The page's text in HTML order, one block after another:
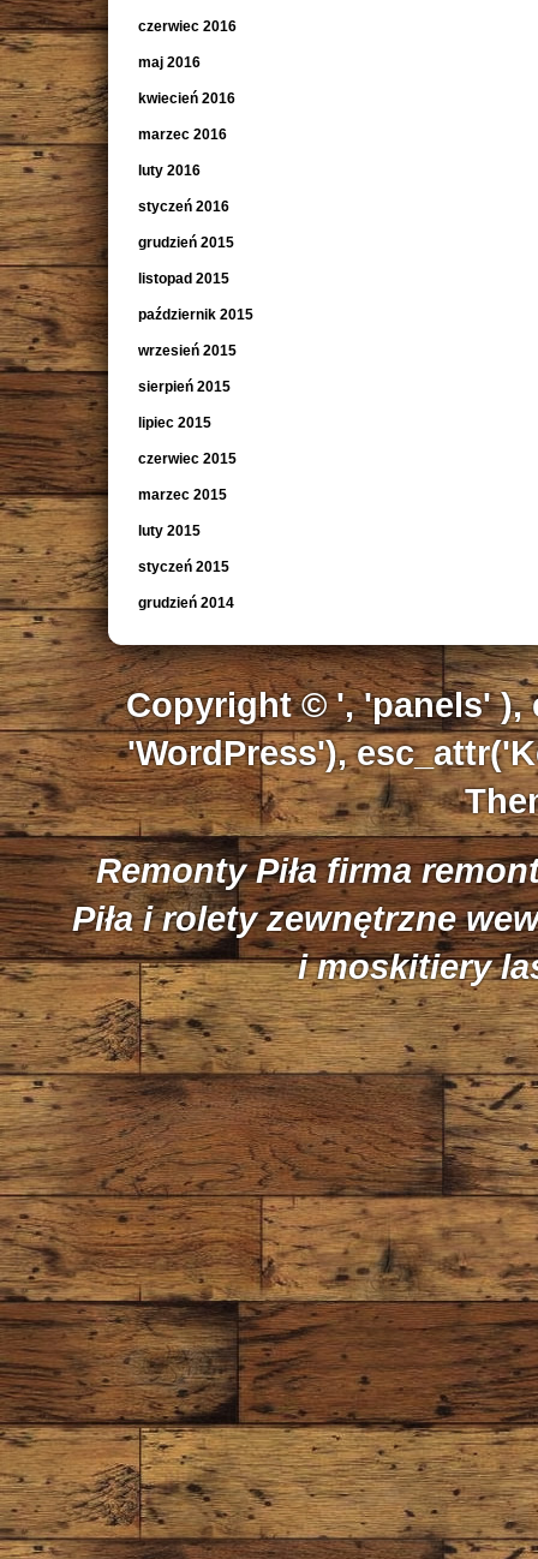
czerwiec 2016
maj 2016
kwiecień 2016
marzec 2016
luty 2016
styczeń 2016
grudzień 2015
listopad 2015
październik 2015
wrzesień 2015
sierpień 2015
lipiec 2015
czerwiec 2015
marzec 2015
luty 2015
styczeń 2015
grudzień 2014
Copyright © ', 'panels' ),
'WordPress'),
Remonty Piła firma
Piła i rolety zewnętrzne
i moskitiery